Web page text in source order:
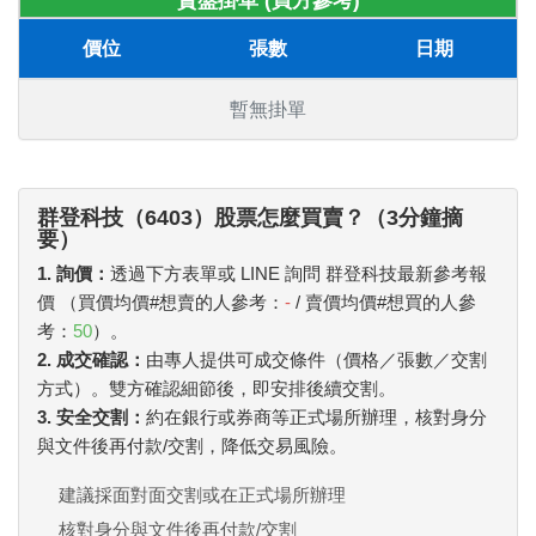
價位 張數 日期
暫無掛單
群登科技（6403）股票怎麼買賣？（3分鐘摘
要）
1. 詢價： 透過下方表單或 LINE 詢問 群登科技最新參考報
價 （買價均價#想賣的人參考： - / 賣價均價#想買的人參
考： 50）。
2. 成交確認： 由專人提供可成交條件（價格／張數／交割
方式）。雙方確認細節後，即安排後續交割。
3. 安全交割： 約在銀行或券商等正式場所辦理，核對身分
與文件後再付款/交割，降低交易風險。
建議採面對面交割或在正式場所辦理
核對身分與文件後再付款/交割